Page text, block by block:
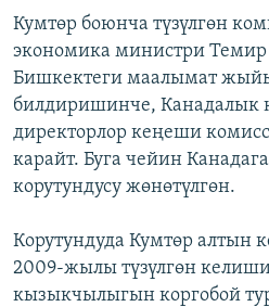
БИЗ ЖАНА ДҮЙНӨ
ЭЖЕ-СИҢДИЛЕР
АЗАТТЫК+
ЫҢГАЙСЫЗ СУРООЛОР
Русский
ОНЛАЙН ШЕРИНЕ
ЭЕ/АРнун бардык сайттары
Кумтөр боюнча түзүлгөн
экономика министри
Бишкектеги маалымат
билдиришинче, Канадалык
директорлор кеңеши
карайт. Буга чейин
корутундусу жөнөтүлгөн.
Корутундуда Кумтөр алтын
2009-жылы түзүлгөн
кызыкчылыгын коргобой